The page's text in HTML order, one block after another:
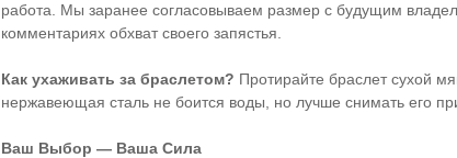
работа. Мы заранее согласовываем размер с будущим
комментариях обхват своего запястья.
Как ухаживать за браслетом? Протирайте браслет сухой
нержавеющая сталь не боится воды, но лучше снимать его
Ваш Выбор — Ваша Сила